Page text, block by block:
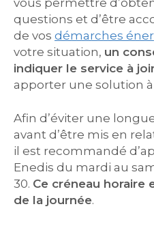
vous permettre
questions et d’être
de vos démarches
votre situation, un
indiquer le service à
apporter une solution
Afin d’éviter une
avant d’être mis en
il est recommandé
Enedis du mardi au
30. Ce créneau horaire
de la journée.